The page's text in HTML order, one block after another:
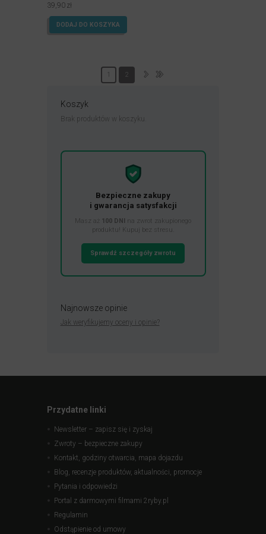
39,90 zł
DODAJ DO KOSZYKA
2
Koszyk
Brak produktów w koszyku.
Bezpieczne zakupy
i gwarancja satysfakcji
Masz aż 100 DNI
na zwrot zakupionego
produktu! Kupuj bez stresu.
Sprawdź szczegóły zwrotu
Najnowsze opinie
Jak weryfikujemy oceny i opinie?
Przydatne linki
Newsletter – zapisz się i zyskaj
Zwroty – bezpieczne zakupy
Kontakt, godziny otwarcia, mapa dojazdu
Blog, recenzje produktów, aktualności, promocje
Pytania i odpowiedzi
Portal z darmowymi filmami 2ryby.pl
Regulamin
Odstąpienie od umowy